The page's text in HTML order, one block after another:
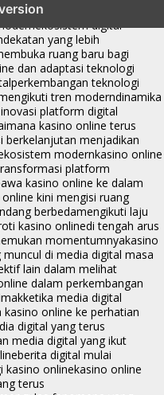
kasino online mencerminkan
ekosistem digital
yang lebih
ruang baru bagi
dan adaptasi teknologi
perkembangan teknologi
tren moderndinamika
platform digital
kasino online terus
berkelanjutan menjadikan
modernkasino online
platform
kasino online ke dalam
kini mengisi ruang
berbedamengikuti laju
kasino onlinedi tengah arus
momentumnyakasino
di media digital masa
lain dalam melihat
dalam perkembangan
ketika media digital
online ke perhatian
digital yang terus
media digital yang ikut
berita digital mulai
kasino onlinekasino online
terus